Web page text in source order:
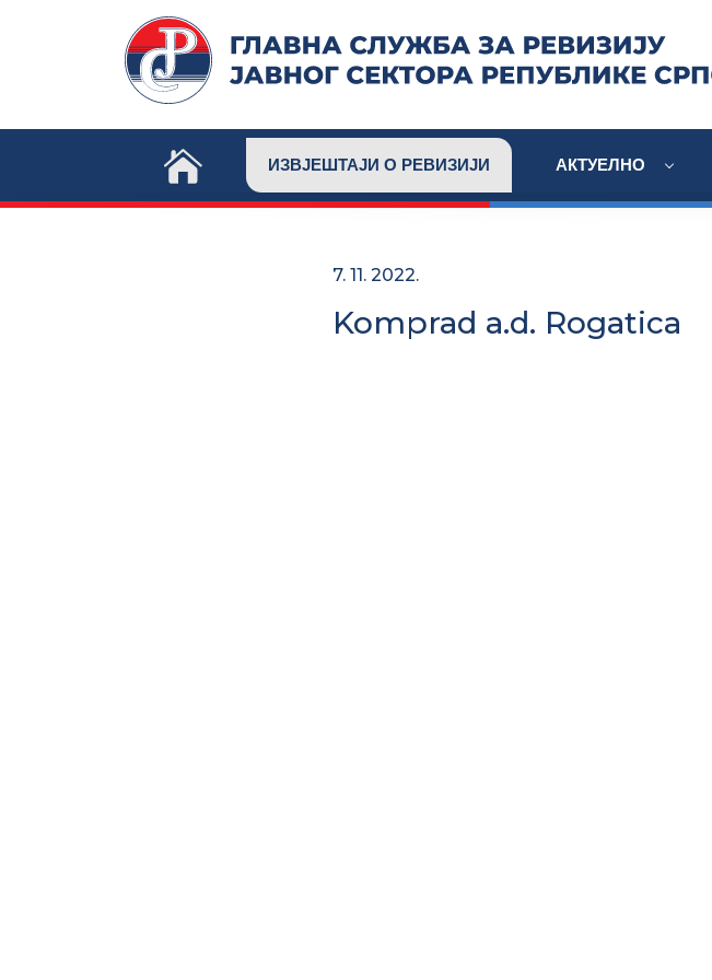
ИЗВЈЕШТАЈИ О РЕВИЗИЈИ АКТУЕЛНО
7. 11. 2022.
Komprad a.d. Rogatica